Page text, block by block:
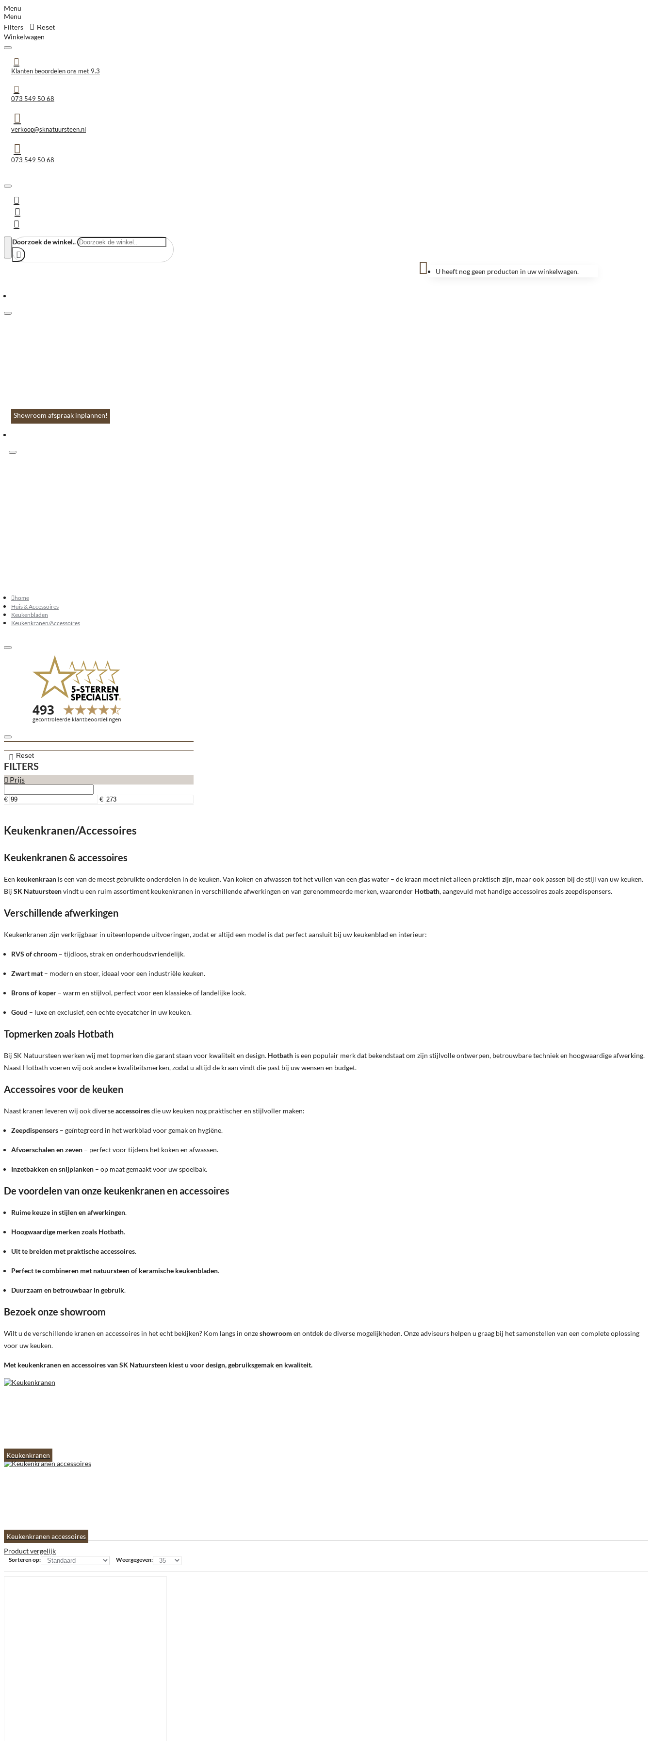
Menu
Menu
Filters
Reset
Winkelwagen
Klanten beoordelen ons met 9.3
073 549 50 68
verkoop@sknatuursteen.nl
073 549 50 68
Doorzoek de winkel..
U heeft nog geen producten in uw winkelwagen.
Showroom afspraak inplannen!
home
Huis & Accessoires
Keukenbladen
Keukenkranen/Accessoires
FILTERS
Reset
Prijs
€ €
Keukenkranen/Accessoires
Keukenkranen & accessoires
Een keukenkraan is een van de meest gebruikte onderdelen in de keuken. Van koken en afwassen tot het vullen van een glas water – de kraan moet niet alleen praktisch zijn, maar ook passen bij de stijl van uw keuken.
Bij SK Natuursteenvindt u een ruim assortiment keukenkranen in verschillende afwerkingen en van gerenommeerde merken, waaronder Hotbath, aangevuld met handige accessoires zoals zeepdispensers.
Verschillende afwerkingen
Keukenkranen zijn verkrijgbaar in uiteenlopende uitvoeringen, zodat er altijd een model is dat perfect aansluit bij uw keukenblad en interieur:
RVS of chroom – tijdloos, strak en onderhoudsvriendelijk.
Zwart mat – modern en stoer, ideaal voor een industriële keuken.
Brons of koper – warm en stijlvol, perfect voor een klassieke of landelijke look.
Goud – luxe en exclusief, een echte eyecatcher in uw keuken.
Topmerken zoals Hotbath
Bij SK Natuursteen werken wij met topmerken die garant staan voor kwaliteit en design. Hotbath is een populair merk dat bekendstaat om zijn stijlvolle ontwerpen, betrouwbare techniek en hoogwaardige afwerking.
Naast Hotbath voeren wij ook andere kwaliteitsmerken, zodat u altijd de kraan vindt die past bij uw wensen en budget.
Accessoires voor de keuken
Naast kranen leveren wij ook diverseaccessoiresdie uw keuken nog praktischer en stijlvoller maken:
Zeepdispensers – geïntegreerd in het werkblad voor gemak en hygiëne.
Afvoerschalen en zeven – perfect voor tijdens het koken en afwassen.
Inzetbakken en snijplanken – op maat gemaakt voor uw spoelbak.
De voordelen van onze keukenkranen en accessoires
Ruime keuze in stijlen en afwerkingen.
Hoogwaardige merken zoals Hotbath.
Uit te breiden met praktische accessoires.
Perfect te combineren met natuursteen of keramische keukenbladen.
Duurzaam en betrouwbaar in gebruik.
Bezoek onze showroom
Wilt u de verschillende kranen en accessoires in het echt bekijken? Kom langs in onzeshowroom en ontdek de diverse mogelijkheden. Onze adviseurs helpen u graag bij het samenstellen van een complete oplossing
voor uw keuken.
Met keukenkranen en accessoires van SK Natuursteen kiest u voor design, gebruiksgemak en kwaliteit.
Keukenkranen
Keukenkranen accessoires
Product vergelijk
Sorteren op: Weergegeven: